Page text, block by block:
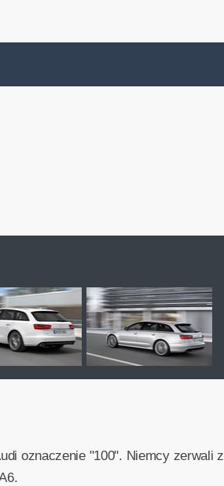
oznaczenie "100". Niemcy zerwali z